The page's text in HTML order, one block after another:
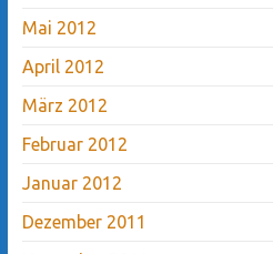
Mai 2012
April 2012
März 2012
Februar 2012
Januar 2012
Dezember 2011